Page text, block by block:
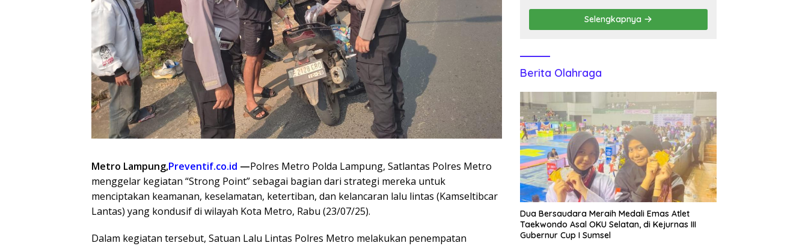
Metro Lampung,Preventif.co.id —Polres Metro Polda Lampung, Satlantas Polres Metro
menggelar kegiatan “Strong Point” sebagai bagian dari strategi mereka untuk
menciptakan keamanan, keselamatan, ketertiban, dan kelancaran lalu lintas (Kamseltibcar
Lantas) yang kondusif di wilayah Kota Metro, Rabu (23/07/25).
Dalam kegiatan tersebut, Satuan Lalu Lintas Polres Metro melakukan penempatan
Selengkapnya
Berita Olahraga
Dua Bersaudara Meraih Medali Emas Atlet
Taekwondo Asal OKU Selatan, di Kejurnas III
Gubernur Cup I Sumsel